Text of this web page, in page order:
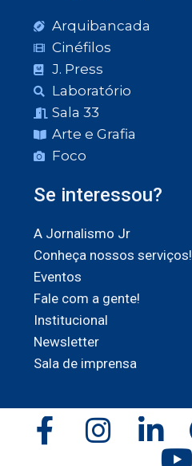
Arquibancada
Cinéfilos
J. Press
Laboratório
Sala 33
Arte e Grafia
Foco
Se interessou?
A Jornalismo Jr
Conheça nossos serviços!
Eventos
Fale com a gente!
Institucional
Newsletter
Sala de imprensa